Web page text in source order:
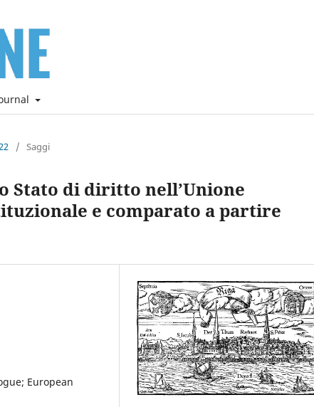
/ Saggi
Stato di diritto nell’Unione
e comparato a partire
European